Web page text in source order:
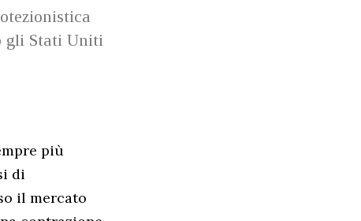
gli Stati Uniti
più
di
il mercato